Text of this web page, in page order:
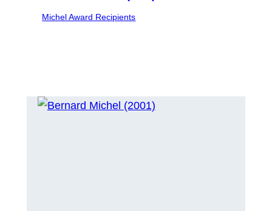
Michel Award Recipients